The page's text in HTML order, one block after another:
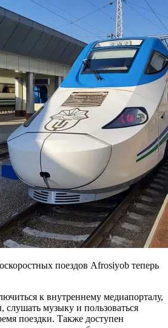
поездов Afrosiyob теперь
к внутреннему медиапорталу,
музыку и пользоваться
поездки. Также доступен